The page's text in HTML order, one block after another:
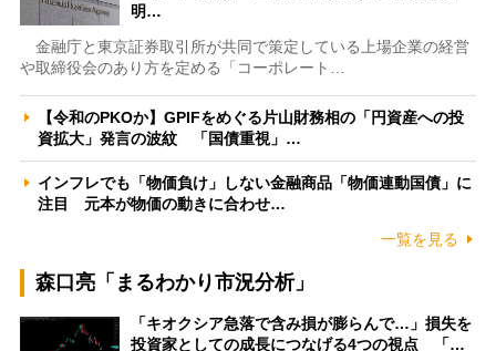
明…
金融庁と東京証券取引所が共同で策定している上場企業の経営
や取締役会のあり方を定める「コーポレート…
【令和のPKOか】GPIFをめぐる片山財務相の「円資産への投
資拡大」発言の波紋 「国債重視」…
インフレでも「物価負け」しない金融商品「物価連動国債」に
注目 元本が物価の動きに合わせ…
一覧を見る
森口亮「まるわかり市況分析」
「キオクシア急落で含み損が膨らんで…」損失を
投資家としての成長につなげる4つの視点 「…